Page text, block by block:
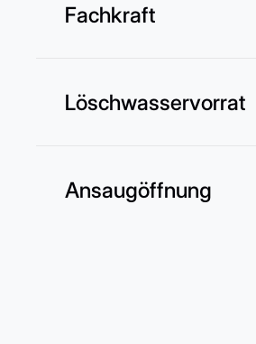
Fachkraft
Löschwasservorrat
Ansaugöffnung